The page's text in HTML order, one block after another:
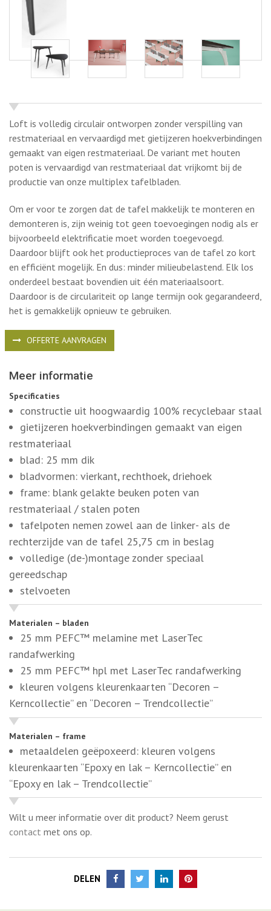
Loft is volledig circulair ontworpen zonder verspilling van
restmateriaal en vervaardigd met gietijzeren hoekverbindingen
gemaakt van eigen restmateriaal. De variant met houten
productie van onze multiplex tafelbladen.
Om er voor te zorgen dat de tafel makkelijk te monteren en
demonteren is, zijn weinig tot geen toevoegingen nodig als er
bijvoorbeeld elektrificatie moet worden toegevoegd.
Daardoor blijft ook het productieproces van de tafel zo kort
en efficiënt mogelijk. En dus: minder milieubelastend. Elk los
onderdeel bestaat bovendien uit één materiaalsoort.
Daardoor is de circulariteit op lange termijn ook gegarandeerd,
het is gemakkelijk opnieuw te gebruiken.
OFFERTE AANVRAGEN
Meer informatie
constructie uit hoogwaardig 100% recyclebaar staal
gietijzeren hoekverbindingen gemaakt van eigen
restmateriaal
blad: 25 mm dik
bladvormen: vierkant, rechthoek, driehoek
frame: blank gelakte beuken poten van
restmateriaal / stalen poten
tafelpoten nemen zowel aan de linker- als de
rechterzijde van de tafel 25,75 cm in beslag
volledige (de-)montage zonder speciaal
gereedschap
stelvoeten
Materialen – bladen
25 mm PEFC™ melamine met LaserTec
randafwerking
25 mm PEFC™ hpl met LaserTec randafwerking
Kerncollectie” en “Decoren – Trendcollectie”
Materialen – frame
metaaldelen geëpoxeerd: kleuren volgens
kleurenkaarten “Epoxy en lak – Kerncollectie” en
“Epoxy en lak – Trendcollectie”
Wilt u meer informatie over dit product? Neem gerust
contactmet ons op.
Meer Circulair / Refurbished